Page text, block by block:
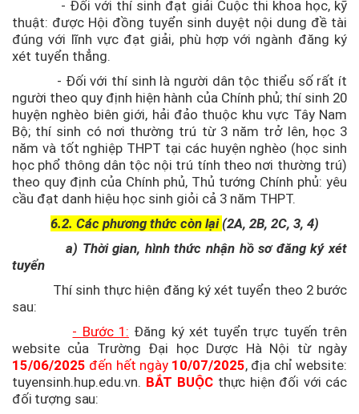
- Đối với thí sinh đạt giải Cuộc thi khoa học, kỹ
thuật: được Hội đồng tuyển sinh duyệt nội dung đề tài
đúng với lĩnh vực đạt giải, phù hợp với ngành đăng ký
xét tuyển thẳng.
- Đối với thí sinh là người dân tộc thiểu số rất ít
người theo quy định hiện hành của Chính phủ; thí sinh 20
huyện nghèo biên giới, hải đảo thuộc khu vực Tây Nam
Bộ; thí sinh có nơi thường trú từ 3 năm trở lên, học 3
năm và tốt nghiệp THPT tại các huyện nghèo (học sinh
học phổ thông dân tộc nội trú tính theo nơi thường trú)
theo quy định của Chính phủ, Thủ tướng Chính phủ: yêu
cầu đạt danh hiệu học sinh giỏi cả 3 năm THPT.
6.2. Các phương thức còn lại(2A, 2B, 2C, 3, 4)
a) Thời gian, hình thức nhận hồ sơ đăng ký xét
tuyển
Thí sinh thực hiện đăng ký xét tuyển theo 2 bước
sau:
- Bước 1: Đăng ký xét tuyển trực tuyến trên
website của Trường Đại học Dược Hà Nội từ ngày
15/06/2025 đến hết ngày 10/07/2025, địa chỉ website:
tuyensinh.hup.edu.vn. BẮT BUỘC thực hiện đối với các
đối tượng sau: